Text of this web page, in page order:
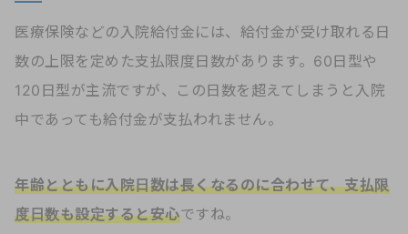
医療保険などの入院給付金には、給付金が受け取れる日
数の上限を定めた支払限度日数があります。60日型や
120日型が主流ですが、この日数を超えてしまうと入院
中であっても給付金が支払われません。
年齢とともに入院日数は長くなるのに合わせて、支払限
度日数も設定すると安心ですね。